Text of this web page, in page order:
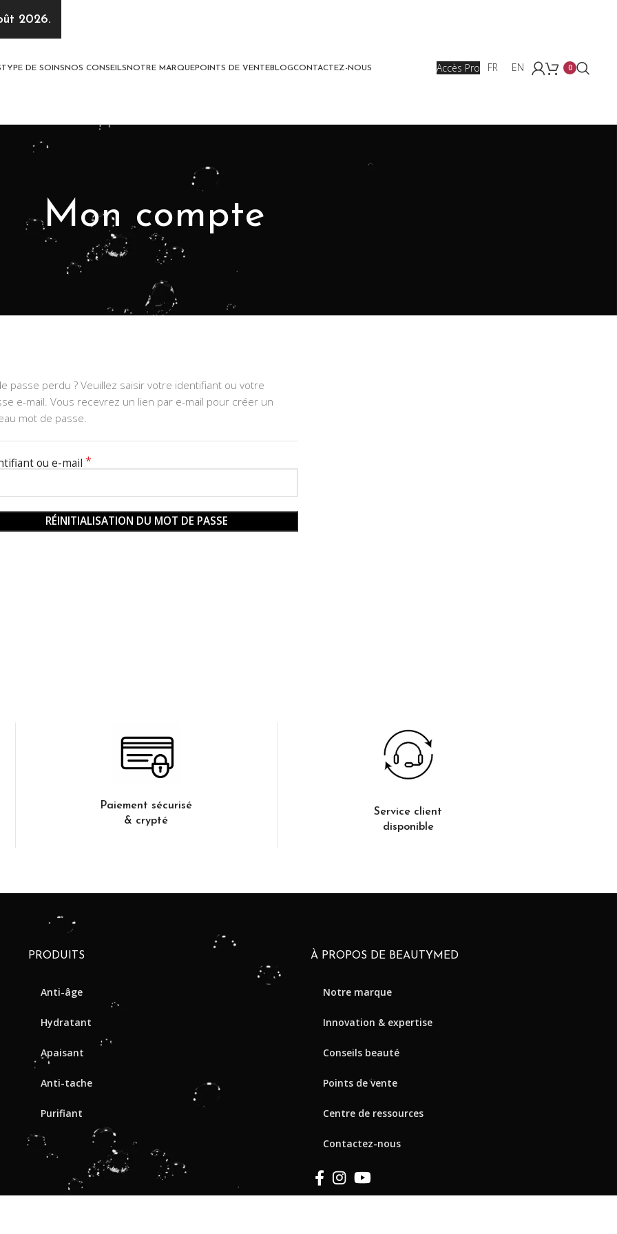
TYPE DE SOINSNOS CONSEILSNOTRE MARQUEPOINTS DE VENTEBLOGCONTACTEZ-NOUS Accès Pro FR EN 0
Mon compte
passe perdu ? Veuillez saisir votre identifiant ou votre
e-mail. Vous recevrez un lien par e-mail pour créer un
mot de passe.
ou e-mail *
RÉINITIALISATION DU MOT DE PASSE
Paiement sécurisé
& crypté
Service client
disponible
PRODUITS
Anti-âge
Hydratant
Apaisant
Anti-tache
Purifiant
À PROPOS DE BEAUTYMED
Notre marque
Innovation & expertise
Conseils beauté
Points de vente
Centre de ressources
Contactez-nous
2026.